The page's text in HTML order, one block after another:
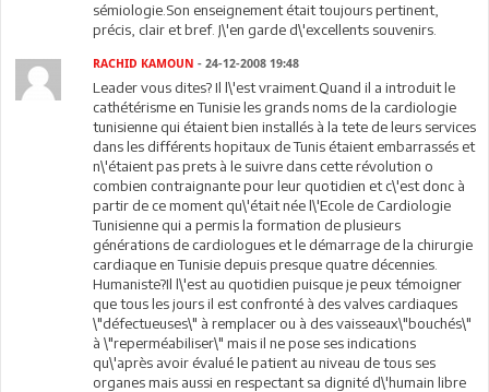
sémiologie.Son enseignement était toujours pertinent,
précis, clair et bref. J\'en garde d\'excellents souvenirs.
RACHID KAMOUN - 24-12-2008 19:48
Leader vous dites? Il l\'est vraiment.Quand il a introduit le
cathétérisme en Tunisie les grands noms de la cardiologie
tunisienne qui étaient bien installés à la tete de leurs services
dans les différents hopitaux de Tunis étaient embarrassés et
n\'étaient pas prets à le suivre dans cette révolution o
combien contraignante pour leur quotidien et c\'est donc à
partir de ce moment qu\'était née l\'Ecole de Cardiologie
Tunisienne qui a permis la formation de plusieurs
générations de cardiologues et le démarrage de la chirurgie
cardiaque en Tunisie depuis presque quatre décennies.
Humaniste?Il l\'est au quotidien puisque je peux témoigner
que tous les jours il est confronté à des valves cardiaques
\"défectueuses\" à remplacer ou à des vaisseaux\"bouchés\"
à \"reperméabiliser\" mais il ne pose ses indications
qu\'après avoir évalué le patient au niveau de tous ses
organes mais aussi en respectant sa dignité d\'humain libre